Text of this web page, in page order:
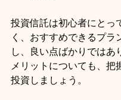
投資信託は初心者にとっ
く、おすすめできるプラ
し、良い点ばかりではあ
メリットについても、把
投資しましょう。